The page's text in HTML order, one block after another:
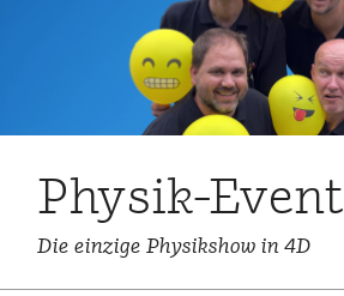
Physik-Event
Die einzige Physikshow in 4D